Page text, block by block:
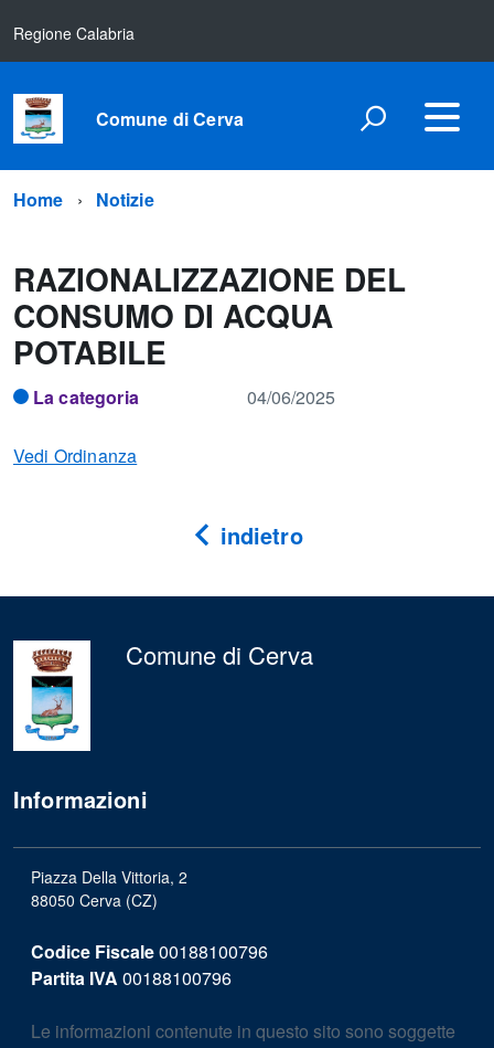
Regione Calabria
Comune di Cerva
Home Notizie
RAZIONALIZZAZIONE DEL
CONSUMO DI ACQUA
POTABILE
La categoria 04/06/2025
Vedi Ordinanza
indietro
Comune di Cerva
Informazioni
Piazza Della Vittoria, 2
88050 Cerva (CZ)
Codice Fiscale00188100796
Partita IVA 00188100796
Le informazioni contenute in questo sito sono soggette